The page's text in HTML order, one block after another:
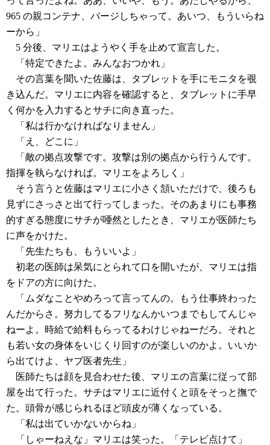
965 の親コンテナ、パージしちゃって。あいつ、もういらね
ーから」
5 分後、マリエはようやく手を止めて宣言した。
「特定できたよ。みんなおつかれ」
その言葉を聞いた佐藤は、タブレットを手にモニタを覗
き込んだ。マリエに内容を確認すると、タブレットに手早
く何かを入力するとサチに向き直った。
「私は行かなければなりません」
「え、どこに」
「敵の拠点攻撃です。攻撃は別の拠点から行うんです。
指揮を執らなければ。マリエをよろしく」
そう言うと佐藤はマリエに小さく頷いただけで、後ろも
見ずにさっさと出て行ってしまった。そのあまりにも事務
的すぎる態度にサチが唖然としたとき、マリエが医師たち
に声をかけた。
「先生たちも、もういいよ」
初老の医師は呆気にとられて口を開いたが、マリエは指
をドアの方に向けた。
「ムダなことやめろって言ってんの。もう仕事終わった
んだからさ。努力してるフリなんかいつまでもしてんじゃ
ねーよ。時給で給料もらってるわけじゃねーだろ。それと
も若い女の身体をいじくり回すのが楽しいのかよ。いいか
ら出てけよ、ヤブ医者先生」
医師たちは顔を見合わせた後、マリエの言葉に従って部
屋を出て行った。サチはマリエに近付くと頭をそっと撫で
た。頭骨が感じられるほど頭皮が薄くなっている。
「私は出ていかないからね」
「しゃーねえな」マリエは笑った。「テレビ点けて」